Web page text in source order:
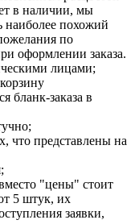
в наличии, мы
наиболее похожий
по
оформлении заказа.
лицами;
бланк-заказа в
что представлены на
"цены" стоит
5 штук, их
заявки,